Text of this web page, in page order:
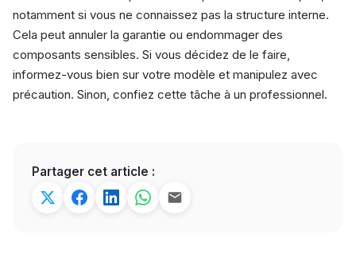
notamment si vous ne connaissez pas la structure interne.
Cela peut annuler la garantie ou endommager des
composants sensibles. Si vous décidez de le faire,
informez-vous bien sur votre modèle et manipulez avec
précaution. Sinon, confiez cette tâche à un professionnel.
Partager cet article :